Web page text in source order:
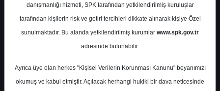
HOLDİNG A.Ş.
Hedef Fiyat 538.74 ₺
Getiri
%96.98
0 0
danışmanlığı hizmeti, SPK tarafından yetkilendirilmiş kuruluşlar
tarafından kişilerin risk ve getiri tercihleri dikkate alınarak kişiye Özel
sunulmaktadır. Bu alanda yetkilendirilmiş kurumlar www.spk.gov.tr
adresinde bulunabilir.
Ayrıca üye olan herkes "Kişisel Verilerin Korunması Kanunu" beyanımızı
okumuş ve kabul etmiştir. Açılacak herhangi hukiki bir dava neticesinde